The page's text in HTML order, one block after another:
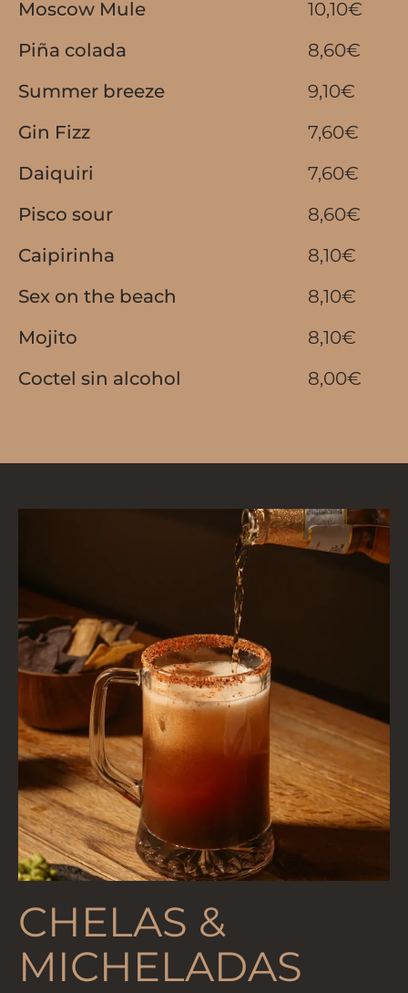
Moscow Mule
10,10€
Piña colada
8,60€
Summer breeze
9,10€
Gin Fizz
7,60€
Daiquiri
7,60€
Pisco sour
8,60€
Caipirinha
8,10€
Sex on the beach
8,10€
Mojito
8,10€
Coctel sin alcohol
8,00€
CHELAS &
MICHELADAS